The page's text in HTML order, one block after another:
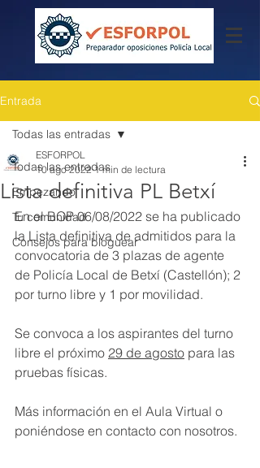
Entrada
Todas las entradas
Empezando
Tu comunidad
Consejos para bloguear
Todas las entradas
Lista definitiva PL Betxí
ESFORPOL
10 ago 2022 1 min de lectura
En el BOP 06/08/2022 se ha publicado
la Lista definitiva de admitidos para la
convocatoria de 3 plazas de agente
de Policía Local de Betxí (Castellón); 2
por turno libre y 1 por movilidad.
Se convoca a los aspirantes del turno
libre el próximo 29 de agosto para las
pruebas físicas.
Más información en el Aula Virtual o
poniéndose en contacto con nosotros.